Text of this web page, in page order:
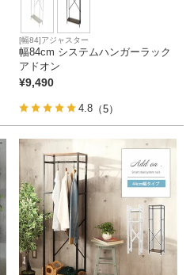
[幅84]アジャスター
幅84cm システムハンガーラック
アドオン
¥9,490
4.8 （5）